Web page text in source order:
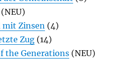
(NEU)
mit Zinsen (4)
Zug (14)
the Generations (NEU)